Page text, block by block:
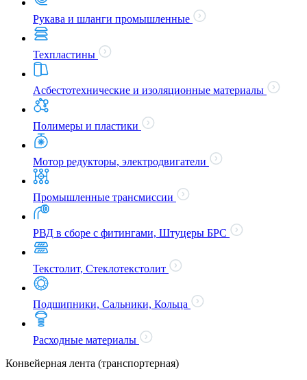
Рукава и шланги промышленные
Техпластины
Асбестотехнические и изоляционные материалы
Полимеры и пластики
Мотор редукторы, электродвигатели
Промышленные трансмиссии
РВД в сборе с фитингами, Штуцеры БРС
Текстолит, Стеклотекстолит
Подшипники, Сальники, Кольца
Расходные материалы
Конвейерная лента (транспортерная)